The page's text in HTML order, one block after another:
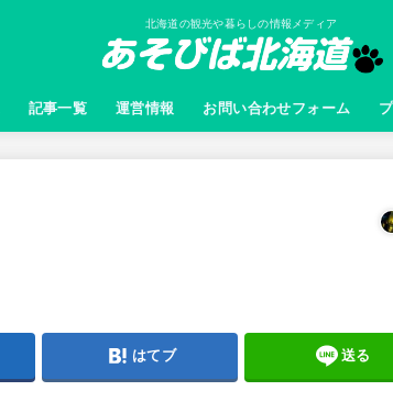
北海道の観光や暮らしの情報メディア
記事一覧 運営情報 お問い合わせフォーム
はてブ 送る